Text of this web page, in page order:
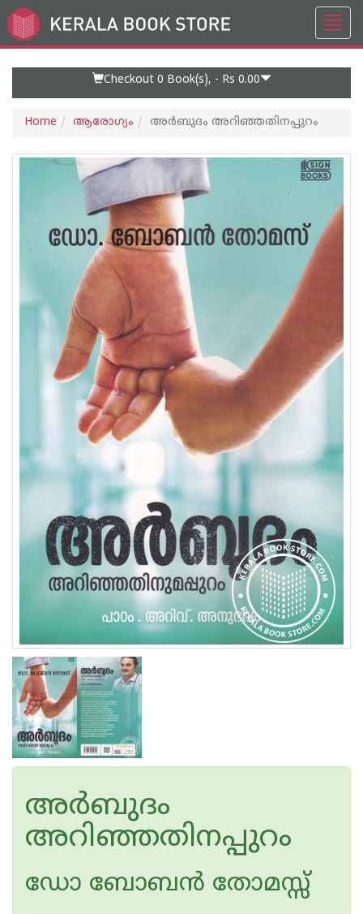
Go
to
Checkout 0 Book(s), - Rs 0.00
Home ആരോഗ്യം അര്‍ബുദം അറിഞ്ഞതിനപ്പുറം
അര്‍ബുദം
അറിഞ്ഞതിനപ്പുറം
ഡോ ബോബന്‍ തോമസ്സ്